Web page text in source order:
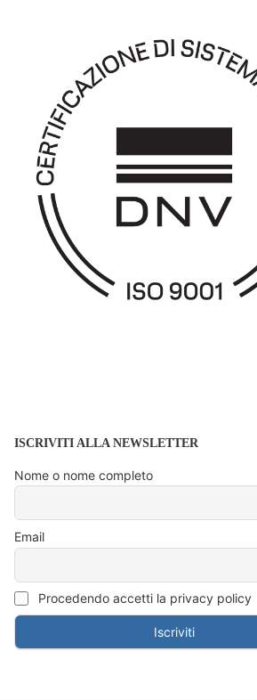
ISCRIVITI ALLA NEWSLETTER
Nome o nome completo
Email
Procedendo accetti la privacy policy